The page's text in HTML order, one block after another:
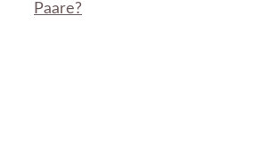
Paare?